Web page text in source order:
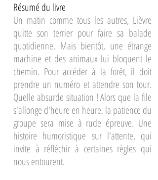
Résumé du livre
​Un matin comme tous les autres, Lièvre
quitte son terrier pour faire sa balade
quotidienne. Mais bientôt, une étrange
machine et des animaux lui bloquent le
chemin. Pour accéder à la forêt, il doit
prendre un numéro et attendre son tour.
Quelle absurde situation ! Alors que la file
s'allonge d'heure en heure, la patience du
groupe sera mise à rude épreuve. Une
histoire humoristique sur l'attente, qui
invite à réfléchir à certaines règles qui
nous entourent.